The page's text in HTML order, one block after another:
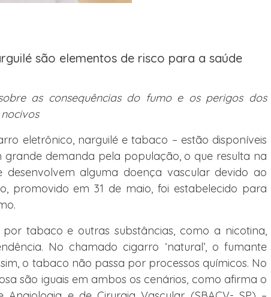
são elementos de risco para a saúde
as consequências do fumo e os perigos dos
eletrônico, narguilé e tabaco – estão disponíveis
demanda pela população, o que resulta na
alguma doença vascular devido ao
promovido em 31 de maio, foi estabelecido para
tabaco e outras substâncias, como a nicotina,
No chamado cigarro ‘natural’, o fumante
o tabaco não passa por processos químicos. No
são iguais em ambos os cenários, como afirma o